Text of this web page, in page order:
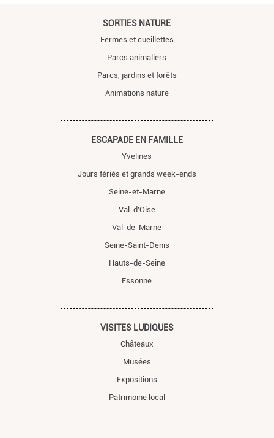
SORTIES NATURE
Fermes et cueillettes
Parcs animaliers
Parcs, jardins et forêts
Animations nature
ESCAPADE EN FAMILLE
Yvelines
Jours fériés et grands week-ends
Seine-et-Marne
Val-d'Oise
Val-de-Marne
Seine-Saint-Denis
Hauts-de-Seine
Essonne
VISITES LUDIQUES
Châteaux
Musées
Expositions
Patrimoine local